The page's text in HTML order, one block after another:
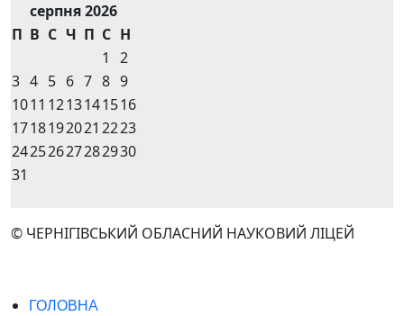
серпня 2026
П В С Ч П С Н
1
2
3 4 5 6 7 8 9
1011 1213141516
1718192021 2223
24252627282930
31
© ЧЕРНІГІВСЬКИЙ ОБЛАСНИЙ НАУКОВИЙ ЛІЦЕЙ
ГОЛОВНА